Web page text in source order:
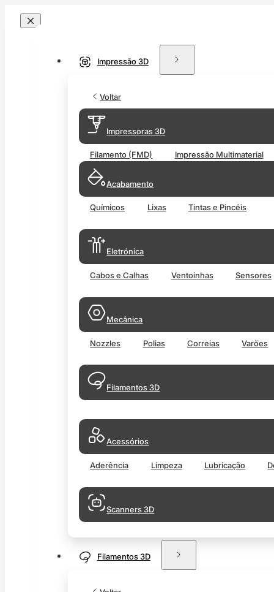
Impressão 3D
Voltar
Impressoras 3D
Filamento (FMD) Impressão Multimaterial
Acabamento
Químicos Lixas Tintas e Pincéis
Eletrónica
Cabos e Calhas Ventoinhas Sensores
Mecânica
Nozzles Polias Correias Varões
Filamentos 3D
Acessórios
Aderência Limpeza Lubricação
Scanners 3D
Filamentos 3D